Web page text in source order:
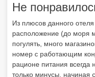
Не
Из плюсов данного
расположение (до моря
погулять, много
номер с работающим
рационе питания всегда
только минусы, начиная